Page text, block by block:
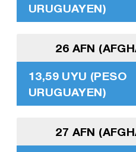
URUGUAYEN)
26 AFN
13,59 UYU (PESO
URUGUAYEN)
27 AFN